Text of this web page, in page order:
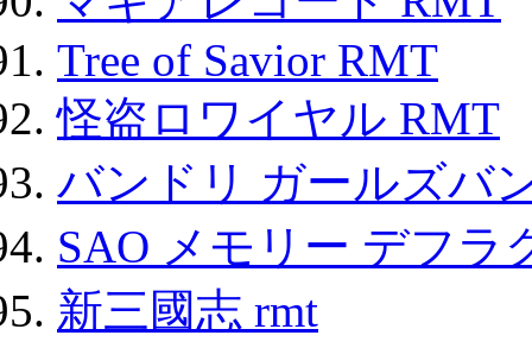
Tree of Savior RMT
怪盗ロワイヤル RMT
バンドリ ガールズバ
SAO メモリー デフラ
新三國志 rmt